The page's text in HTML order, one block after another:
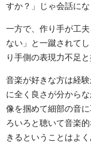
すか？」じゃ会話にな
一方で、作り手が工
ない」と一蹴されて
り手側の表現力不足
音楽が好きな方は経
に全く良さが分から
像を掴めて細部の音
ろいろと聴いて音楽
きるということはよ